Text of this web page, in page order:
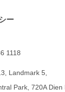
ー
1118
Landmark 5,
Park, 720A Dien